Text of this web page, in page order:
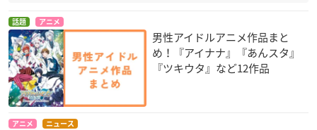
話題 アニメ
男性アイドルアニメ作品まと
め！『アイナナ』『あんスタ』
『ツキウタ』など12作品
アニメ ニュース